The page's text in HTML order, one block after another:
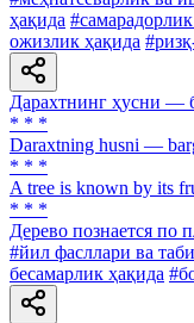
ҳақида
ожизлик ҳақида
Дарахтнинг ҳусни —
* * *
Daraxtning husni —
* * *
A tree is known by its
* * *
Дерево познается по
#йил фасллари ва
бесамарлик ҳақида